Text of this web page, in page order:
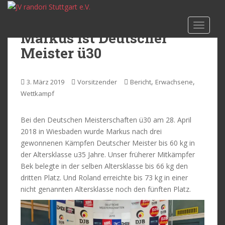
Markus ist Deutscher
Meister ü30
3. März 2019 Vorsitzender Bericht, Erwachsene,
Wettkampf
Bei den Deutschen Meisterschaften ü30 am 28. April
2018 in Wiesbaden wurde Markus nach drei
gewonnenen Kämpfen Deutscher Meister bis 60 kg in
der Altersklasse u35 Jahre. Unser früherer Mitkämpfer
Bek belegte in der selben Altersklasse bis 66 kg den
dritten Platz. Und Roland erreichte bis 73 kg in einer
nicht genannten Altersklasse noch den fünften Platz.